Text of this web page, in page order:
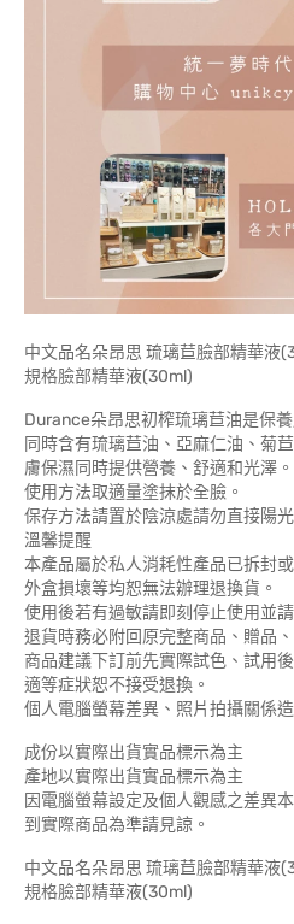
中文品名朵昂思 琉璃苣臉部精華液
規格臉部精華液(30ml)
Durance朵昂思初榨琉璃苣油是保
同時含有琉璃苣油、亞麻仁油、菊
膚保濕同時提供營養、舒適和光澤。
使用方法取適量塗抹於全臉。
保存方法請置於陰涼處請勿直接陽
溫馨提醒
本產品屬於私人消耗性產品已拆封
外盒損壞等均恕無法辦理退換貨。
使用後若有過敏請即刻停止使用並請
退貨時務必附回原完整商品、贈品
商品建議下訂前先實際試色、試用
適等症狀恕不接受退換。
個人電腦螢幕差異、照片拍攝關係
成份以實際出貨實品標示為主
產地以實際出貨實品標示為主
因電腦螢幕設定及個人觀感之差異
到實際商品為準請見諒。
中文品名朵昂思 琉璃苣臉部精華液
規格臉部精華液(30ml)